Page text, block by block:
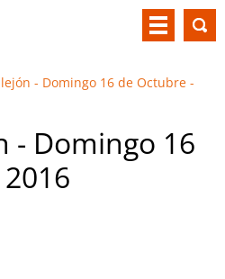
- Domingo 16 de Octubre -
- Domingo 16